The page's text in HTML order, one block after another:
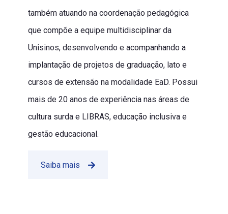
também atuando na coordenação pedagógica
que compõe a equipe multidisciplinar da
Unisinos, desenvolvendo e acompanhando a
implantação de projetos de graduação, lato e
cursos de extensão na modalidade EaD. Possui
mais de 20 anos de experiência nas áreas de
cultura surda e LIBRAS, educação inclusiva e
gestão educacional.
Saiba mais